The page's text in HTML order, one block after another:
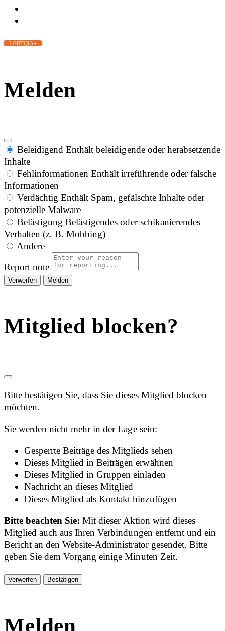
LGBTQIA+
Melden
Beleidigend Enthält beleidigende oder herabsetzende
Inhalte
Fehlinformationen Enthält irreführende oder falsche
Informationen
Verdächtig Enthält Spam, gefälschte Inhalte oder
potenzielle Malware
Belästigung Belästigendes oder schikanierendes
Verhalten (z. B. Mobbing)
Andere
Report note
Melden
Mitglied blocken?
Bitte bestätigen Sie, dass Sie dieses Mitglied blocken
möchten.
Sie werden nicht mehr in der Lage sein:
Gesperrte Beiträge des Mitglieds sehen
Dieses Mitglied in Beiträgen erwähnen
Dieses Mitglied in Gruppen einladen
Nachricht an dieses Mitglied
Dieses Mitglied als Kontakt hinzufügen
Bitte beachten Sie:Mit dieser Aktion wird dieses
Mitglied auch aus Ihren Verbindungen entfernt und ein
Bericht an den Website-Administrator gesendet. Bitte
geben Sie dem Vorgang einige Minuten Zeit.
Bestätigen
Melden